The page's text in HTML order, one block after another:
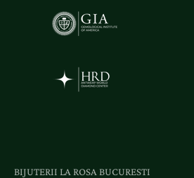
BIJUTERII LA ROSA BUCURESTI